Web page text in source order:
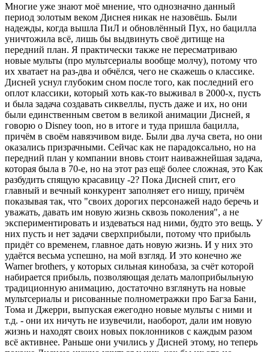
Многие уже знают моё мнение, что однозначно данный
период золотым веком Диснея никак не назовёшь. Были
надежды, когда вышла ПиЛ и обновлённый Пух, но бацилла
уничтожила всё, лишь бы выдвинуть своё дитище на
передний план. Я практически также не пересматриваю
новые мульты (про мультсериалы вообще молчу), потому что
их хватает на раз-два и обчёлся, чего не скажешь о классике.
Дисней уснул глубоким сном после того, как последний его
оплот классики, который хоть как-то выживал в 2000-х, пусть
и была задача создавать сиквеллы, пусть даже и их, но они
были единственным светом в великой анимации Дисней, я
говорю о Disney toon, но в итоге и туда пришла бацилла,
причём в своём навязчивом виде. Были два луча света, но они
оказались призрачными. Сейчас как не парадоксально, но на
передний план у компании вновь стоит наиважнейшая задача,
которая была в 70-е, но на этот раз ещё более сложная, это Как
разбудить спящую красавицу -2? Пока Дисней спит, его
главный и вечный конкурент заполняет его нишу, причём
показывая так, что "своих дорогих персонажей надо беречь и
уважать, давать им новую жизнь сквозь поколения", а не
экспериментировать и издеваться над ними, будто это вещь. У
них пусть и нет задачи сверхприбыли, потому что прибыль
придёт со временем, главное дать новую жизнь. И у них это
удаётся весьма успешно, на мой взгляд. И это конечно же
Warner brothers, у которых сильная кинобаза, за счёт которой
набирается прибыль, позволяющая делать малоприбыльную
традиционную анимацию, достаточно взглянуть на новые
мультсериалы и рисованные полнометражки про Багза Бани,
Тома и Джерри, выпуская ежегодно новые мульты с ними и
т.д. - они их ничуть не изувечили, наоборот, дали им новую
жизнь и находят своих новых поклонников с каждым разом
всё активнее. Раньше они учились у Дисней этому, но теперь